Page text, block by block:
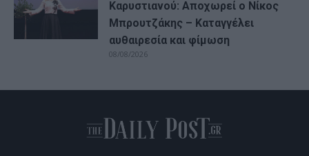
Καρυστιανού: Αποχωρεί ο Νίκος
Μπρουτζάκης – Καταγγέλει
αυθαιρεσία και φίμωση
08/08/2026